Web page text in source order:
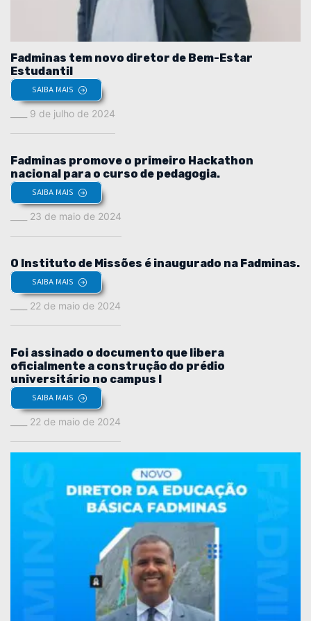
Fadminas tem novo diretor de Bem-Estar
Estudantil
SAIBA MAIS
9 de julho de 2024
Fadminas promove o primeiro Hackathon
nacional para o curso de pedagogia.
SAIBA MAIS
23 de maio de 2024
O Instituto de Missões é inaugurado na Fadminas.
SAIBA MAIS
22 de maio de 2024
Foi assinado o documento que libera
oficialmente a construção do prédio
universitário no campus I
SAIBA MAIS
22 de maio de 2024